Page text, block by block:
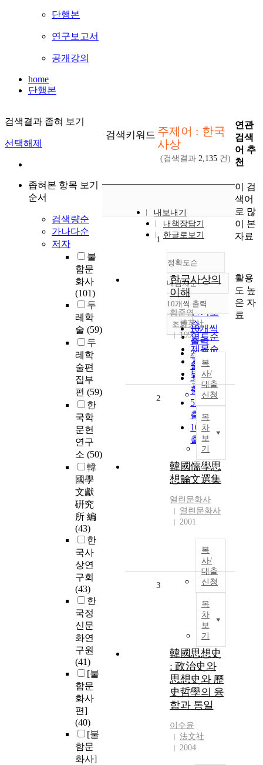
단행본
연구보고서
공개강의
home
단행본
검색결과 좁혀 보기
선택해제
좁혀본 항목 보기
순서
검색량순
가나다순
저자
불
함문
화사
(101)
두
레학
술 (59)
두
레학
술편
집부
편 (59)
한
국학
문헌
연구
소 (50)
韓
國學
文獻
硏究
所 編
(43)
한
국사
상연
구회
(43)
한
국정
신문
화연
구원
(41)
[불
함문
화사
편]
(40)
[불
함문
화사]
검색키워드 주제어 : 한국
사상
(검색결과 2,135 건)
내보내기
내책장담기
한글로보기
정확도순
정확도
순
인기도
순
연도순
제목순
저자순
발행기
관순
내림차순
내림차순
10개씩 출력
10개씩
출력
20개씩
출력
30개씩
출력
50개씩
출력
100개씩
출력
조회
1
한국사상의
이해
황준연
博英社
1992
복
사/
대출
신청
목
차
보
기
2
韓國儒學思
想論文選集
열린문화사
열린문화사
2001
복
사/
대출
신청
목
차
보
기
3
韓國思想史
: 政治史와
思想史와 歷
史哲學의 융
합과 통일
이수윤
法文社
2004
연관
검색
어 추
천
이 검
색어
로 많
이 본
자료
활용
도 높
은 자
료